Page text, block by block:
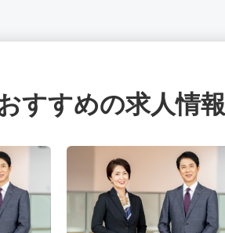
すすめの求人情報